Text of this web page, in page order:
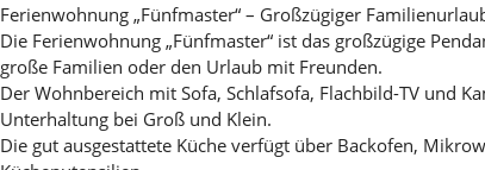
Ferienwohnung „Fünfmaster“ – Großzügiger
Die Ferienwohnung „Fünfmaster“ ist das großzügige
große Familien oder den Urlaub mit Freunden.
Der Wohnbereich mit Sofa, Schlafsofa, Flachbild-TV und
Unterhaltung bei Groß und Klein.
Die gut ausgestattete Küche verfügt über Backofen,